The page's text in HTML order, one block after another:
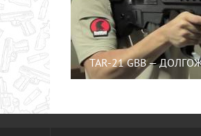
TAR-21 GBB —